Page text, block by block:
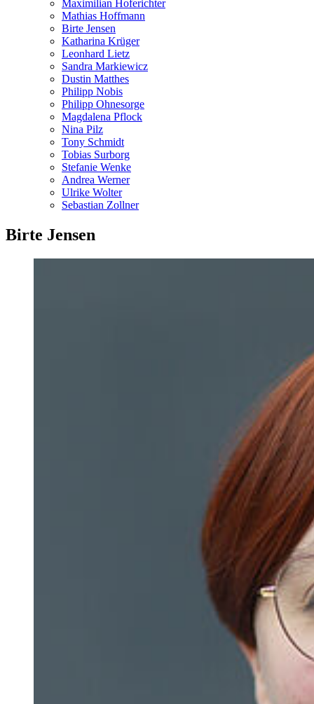
Maximilian Hoferichter
Mathias Hoffmann
Birte Jensen
Katharina Krüger
Leonhard Lietz
Sandra Markiewicz
Dustin Matthes
Philipp Nobis
Philipp Ohnesorge
Magdalena Pflock
Nina Pilz
Tony Schmidt
Tobias Surborg
Stefanie Wenke
Andrea Werner
Ulrike Wolter
Sebastian Zollner
Birte Jensen